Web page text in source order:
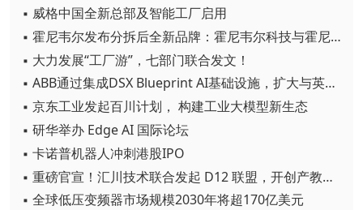
▪ 威格中国全新总部及智能工厂启用
▪ 霍尼韦尔发布分拆后全新品牌：霍尼韦尔科技与霍尼韦尔航空航天
▪ 大力发展“工厂游”，七部门联合发文！
▪ ABB通过集成DSX Blueprint AI基础设施，扩大与英伟达的合作
▪ 京东工业发起百川计划， 构建工业大模型新生态
▪ 研华举办 Edge AI 国际论坛
▪ 卡诺普机器人冲刺港股IPO
▪ 重磅官宣！汇川技术联合发起 D12 联盟，开创产教融合新范式
▪ 全球低压变频器市场规模2030年将超170亿美元